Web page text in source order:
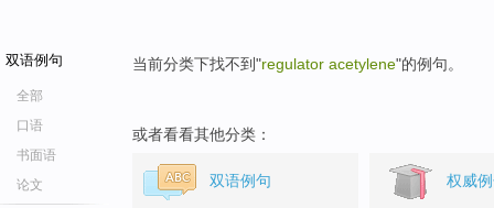
双语例句
全部
口语
书面语
论文
当前分类下找不到"regulator acetylene"的例句。
或者看看其他分类：
双语例句 权威